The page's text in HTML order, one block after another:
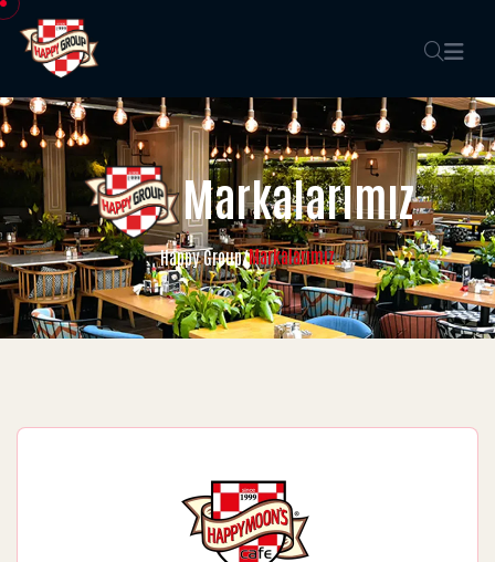
Markalarımız
Happy Group/Markalarımız